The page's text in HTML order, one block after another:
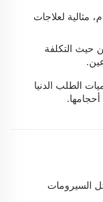
مثالية لعلاجات
حيث التكلفة
الطلب الدنيا
السيرومات